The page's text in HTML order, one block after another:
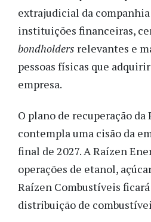
extrajudicial da
instituições financeiras,
bondholders relevantes e
pessoas físicas que
empresa.
O plano de recuperação da
contempla uma cisão da
final de 2027. A Raízen
operações de etanol,
Raízen Combustíveis
distribuição de